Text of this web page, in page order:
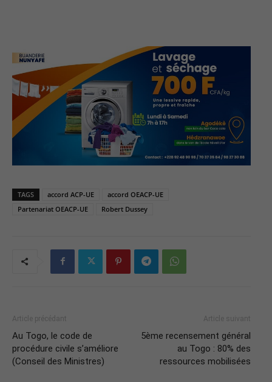
TAGS accord ACP-UE
accord OEACP-UE
Partenariat OEACP-UE
Robert Dussey
Article précédant
Au Togo, le code de
procédure civile s’améliore
(Conseil des Ministres)
Article suivant
5ème recensement général
au Togo : 80% des
ressources mobilisées